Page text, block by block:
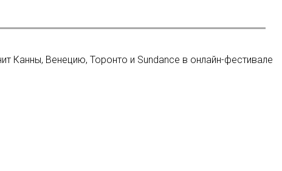
Канны, Венецию, Торонто и Sundance в онлайн-фестивале